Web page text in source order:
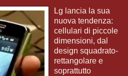
Lg lancia la sua
nuova tendenza:
cellulari di piccole
dimensioni, dal
design squadrato-
rettangolare e
soprattutto